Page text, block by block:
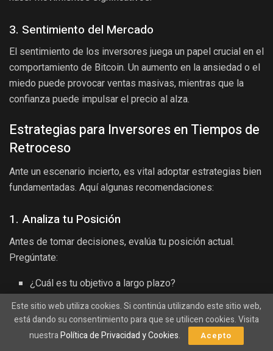
3. Sentimiento del Mercado
El sentimiento de los inversores juega un papel crucial en el
comportamiento de Bitcoin. Un aumento en la ansiedad o el
miedo puede provocar ventas masivas, mientras que la
confianza puede impulsar el precio al alza.
Estrategias para Inversores en Tiempos de
Retroceso
Ante un escenario incierto, es vital adoptar estrategias bien
fundamentadas. Aquí algunas recomendaciones:
1. Analiza tu Posición
Antes de tomar decisiones, evalúa tu posición actual.
Pregúntate:
¿Cuál es tu objetivo a largo plazo?
¿Estás dispuesto a asumir riesgos adicionales?
2. Diversifica tu Portafolio
Este sitio web utiliza cookies. Si continúa utilizando este sitio web,
está dando su consentimiento para que se utilicen cookies. Visita
nuestraPolítica de Privacidad y Cookies. Acepto